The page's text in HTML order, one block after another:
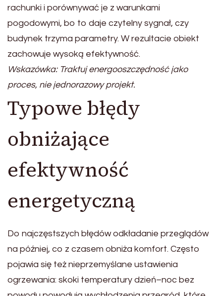
rachunki i porównywać je z warunkami
pogodowymi, bo to daje czytelny sygnał, czy
budynek trzyma parametry. W rezultacie obiekt
zachowuje wysoką efektywność.
Wskazówka: Traktuj energooszczędność jako
proces, nie jednorazowy projekt.
Typowe błędy
obniżające
efektywność
energetyczną
Do najczęstszych błędów odkładanie przeglądów
na później, co z czasem obniża komfort. Często
pojawia się też nieprzemyślane ustawienia
ogrzewania: skoki temperatury dzień–noc bez